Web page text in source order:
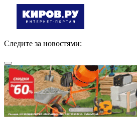
Следите за новостями: